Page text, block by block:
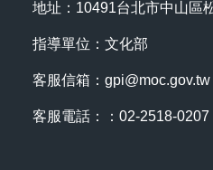
地址：10491台北市中山區
指導單位：文化部
客服信箱： gpi@moc.gov.tw
客服電話：：02-2518-0207